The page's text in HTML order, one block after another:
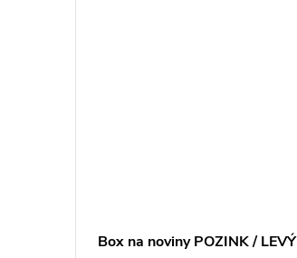
Box na noviny POZINK / LEVÝ